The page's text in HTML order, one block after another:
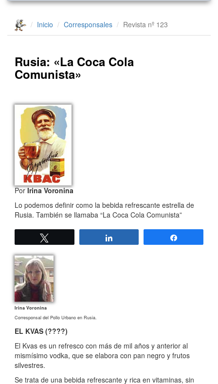
Inicio Corresponsales Revista nº 123
Rusia: «La Coca Cola
Comunista»
PorIrina Voronina
Lo podemos definir como la bebida refrescante estrella de
Rusia. También se llamaba “La Coca Cola Comunista”
Irina Voronina
Corresponsal del Pollo Urbano en Rusia.
EL KVAS (????)
El Kvas es un refresco con más de mil años y anterior al
mismísimo vodka, que se elabora con pan negro y frutos
silvestres.
Se trata de una bebida refrescante y rica en vitaminas, sin